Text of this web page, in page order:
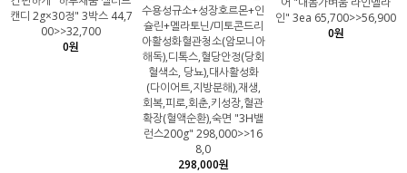
캔디 2g×30정" 3박스 44,7
00>>32,700
0원
수용성규소+성장호르몬+인
슐린+멜라토닌/미토콘드리
아활성화혈관청소(암모니아
해독),디톡스,혈당안정(당회
혈색소, 당뇨),대사활성화
(다이어트,지방분해),재생,
회복,피로,회춘,키성장,혈관
확장(혈액순환),숙면 "3H밸
런스200g" 298,000>>16
8,0
298,000원
인" 3ea 65,700>>56,900
0원